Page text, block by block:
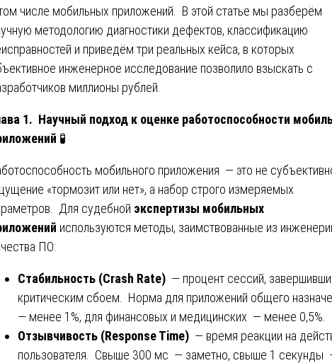
числе мобильных приложений. В этой статье мы разберём
методологию диагностики дефектов, классификацию
и приведём три реальных кейса, в которых
инженерное исследование позволило взыскать с
миллионы рублей.
1. Научный подход к оценке работоспособности
🧪
мобильного приложения — это не
«тормозит или нет», а набор строго измеряемых
Для судебной экспертизы мобильных
используются методы, заимствованные из
ПО:
Стабильность (Crash Rate) — процент сессий,
критическим сбоем. Норма для приложений общего
— менее 1%, для финансовых и медицинских — менее 0,5%.
Отзывчивость (Response Time) — время реакции на
пользователя. Свыше 300 мс — заметно, свыше 1 секунды